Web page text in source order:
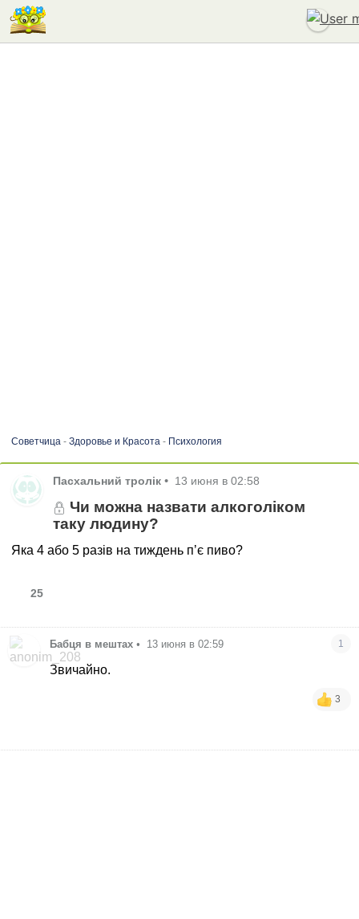
Советчица- Здоровье и Красота- Психология
Пасхальний тролік • 13 июня в 02:58
Чи можна назвати алкоголіком
таку людину?
Яка 4 або 5 разів на тиждень пʼє пиво?
25
Бабця в мештах • 13 июня в 02:59 1
Звичайно.
3